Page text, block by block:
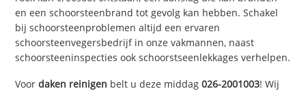
en een schoorsteenbrand tot gevolg kan hebben. Schakel
bij schoorsteenproblemen altijd een ervaren
schoorsteenvegersbedrijf in onze vakmannen, naast
schoorsteeninspecties ook schoorstseenlekkages verhelpen.
Voordaken reinigen belt u deze middag026-2001003! Wij